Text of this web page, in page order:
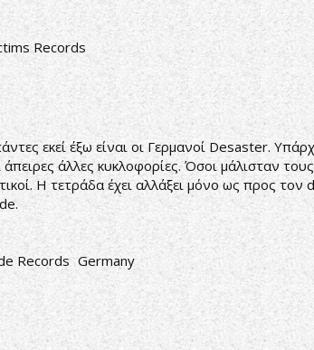
Records
εκεί έξω είναι οι Γερμανοί Desaster.
άλλες κυκλοφορίες. Όσοι μάλισταν
Η τετράδα έχει αλλάξει μόνο ως προς
Records Germany